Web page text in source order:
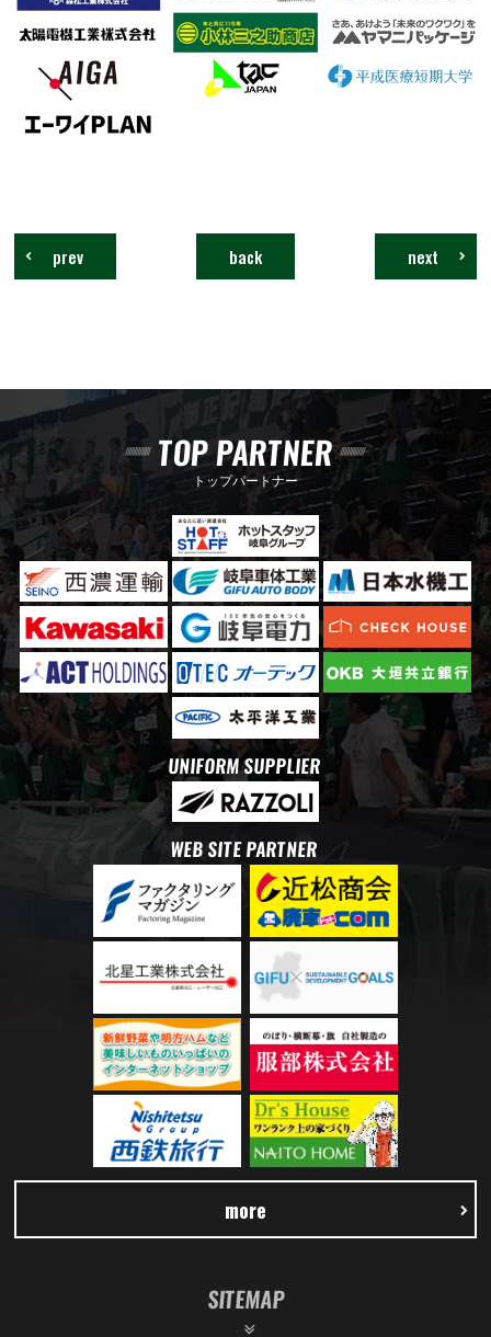
next
back
prev
TOP PARTNER
トップパートナー
UNIFORM SUPPLIER
WEB SITE PARTNER
more
SITEMAP